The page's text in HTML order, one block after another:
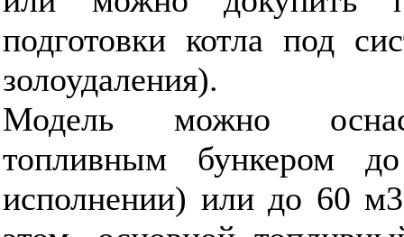
подготовки котла под
золоудаления).
Модель можно
топливным бункером
исполнении) или до 60